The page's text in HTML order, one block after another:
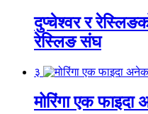
दुप्चेश्वर र
रेस्लिङ संघ
३
मोरिंगा एक